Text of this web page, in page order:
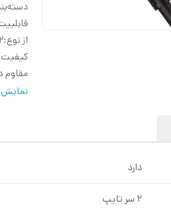
از نوع:2 سر تایپ
کیفیت
مقاوم
مناسب
نمایش
دارد
2 سر تایپ